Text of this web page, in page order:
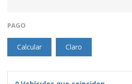
PAGO
Calcular Claro